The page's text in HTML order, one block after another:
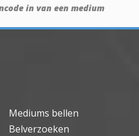
in van een medium
Mediums bellen
Belverzoeken